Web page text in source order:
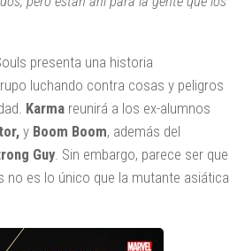
presenta una historia
luchando contra cosas y peligros
Karma reunirá a los ex-alumnos
y Boom Boom, además del
Guy . Sin embargo, parece ser que
no es lo único que la mutante asiática